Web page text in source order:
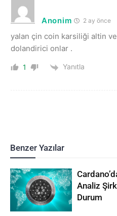
Anonim 2 ay önce
yalan çin coin karsiliği altin
dolandirici onlar .
1 Yanıtla
Benzer Yazılar
Analiz
Durum